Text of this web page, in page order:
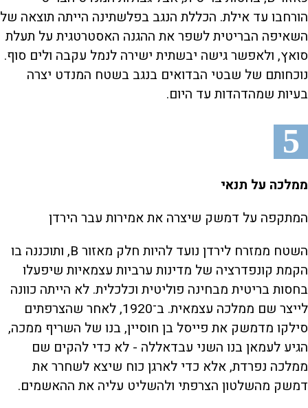
הורחבו עד אילת. הכללת הנגב בפלשתינה הייתה תוצאה של
השאיפה הבריטית לשפר את ההגנה האסטרטגית על תעלת
סואץ, ולאפשר גישה יבשתית ישירה לנמל עקבה ולים סוף.
נוכחותם של שבטי הבדואים בנגב בשטח המנדט יצרה
בעיות שמהדהדות עד היום.
5
ממלכה על תנאי
המתקפה על דמשק שיצרה את אמירות עבר הירדן
השטח ממזרח לירדן נועד להיות חלק מאזור B, ותוכננה בו
הקמת קונפדרציה של מדינות ערביות עצמאיות שיפעלו
בחסות בריטית מבחינה פוליטית וכלכלית. לא הייתה כוונה
לייצר שם ממלכה עצמאית. ב־1920, לאחר שהצרפתים
סילקו מדמשק את פייסל בן חוסיין, בנו של השריף ממכה,
הגיע לעמאן בנו השני עבדאללה - לא כדי להקים שם
ממלכה נפרדת, אלא כדי לארגן כוח שיצא לשחרר את
דמשק מהשלטון הצרפתי ולהשליט עליה את ההאשמים.